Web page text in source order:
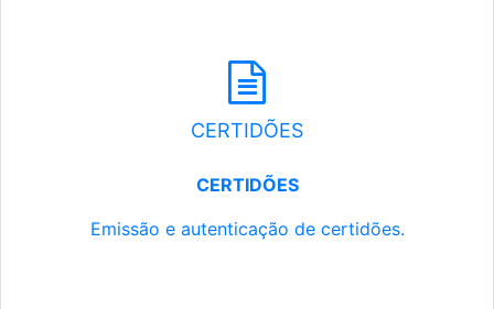
CERTIDÕES
CERTIDÕES
Emissão e autenticação de certidões.